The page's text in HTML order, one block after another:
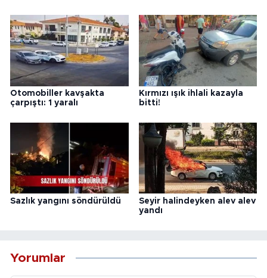
Otomobiller kavşakta
çarpıştı: 1 yaralı
Kırmızı ışık ihlali kazayla
bitti!
Sazlık yangını söndürüldü
Seyir halindeyken alev alev
yandı
Yorumlar